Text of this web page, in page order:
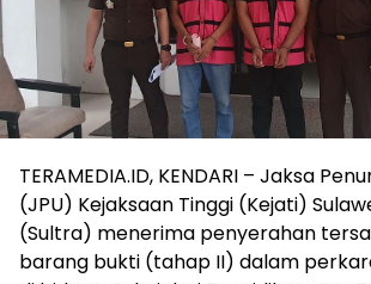
TERAMEDIA.ID, KENDARI – Jaksa
(JPU) Kejaksaan Tinggi (Kejati)
(Sultra) menerima penyerahan
barang bukti (tahap II) dalam